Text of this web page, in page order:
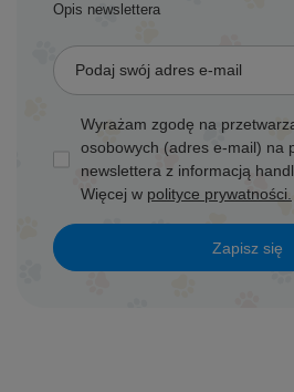
Opis newslettera
Podaj swój adres e-mail
Wyrażam zgodę na
osobowych (adres e-mail) na
newslettera z informacją
Więcej w polityce prywatności.
Zapisz się